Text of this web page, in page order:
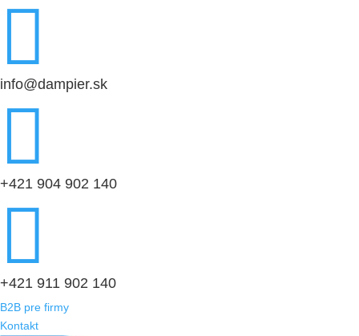

info@dampier.sk

+421 904 902 140

+421 911 902 140
B2B pre firmy
Kontakt